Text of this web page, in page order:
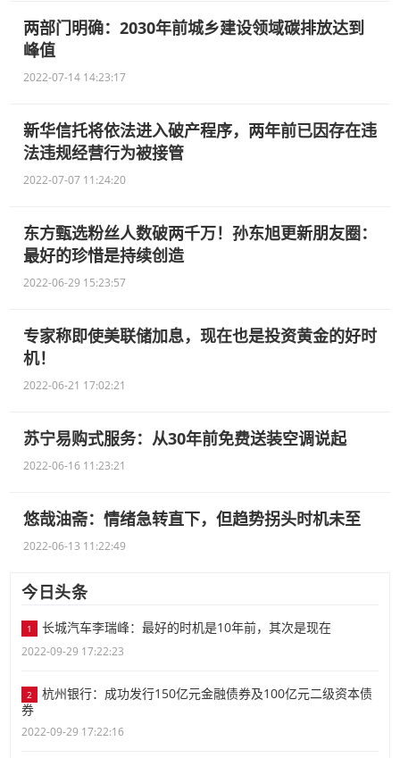
两部门明确：2030年前城乡建设领域碳排放达到
峰值
2022-07-14 14:23:17
新华信托将依法进入破产程序，两年前已因存在违
法违规经营行为被接管
2022-07-07 11:24:20
东方甄选粉丝人数破两千万！孙东旭更新朋友圈：
最好的珍惜是持续创造
2022-06-29 15:23:57
专家称即使美联储加息，现在也是投资黄金的好时
机！
2022-06-21 17:02:21
苏宁易购式服务：从30年前免费送装空调说起
2022-06-16 11:23:21
悠哉油斋：情绪急转直下，但趋势拐头时机未至
2022-06-13 11:22:49
今日头条
1 长城汽车李瑞峰：最好的时机是10年前，其次是现在
2022-09-29 17:22:23
2
杭州银行：成功发行150亿元金融债券及100亿元二级资本债
券
2022-09-29 17:22:16